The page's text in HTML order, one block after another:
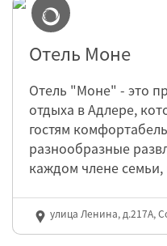
Отель Моне
Отель "Моне" - это
отдыха в Адлере,
гостям
разнообразные
каждом члене семьи,
улица Ленина, д.217А,